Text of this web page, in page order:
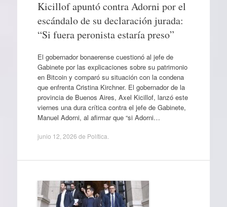
Kicillof apuntó contra Adorni por el
escándalo de su declaración jurada:
“Si fuera peronista estaría preso”
El gobernador bonaerense cuestionó al jefe de
Gabinete por las explicaciones sobre su patrimonio
en Bitcoin y comparó su situación con la condena
que enfrenta Cristina Kirchner. El gobernador de la
provincia de Buenos Aires, Axel Kicillof, lanzó este
viernes una dura crítica contra el jefe de Gabinete,
Manuel Adorni, al afirmar que “si Adorni…
junio 12, 2026 de Política